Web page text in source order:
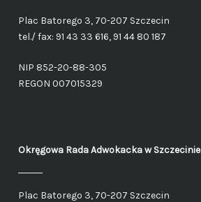
Plac Batorego 3, 70-207 Szczecin
tel./ fax: 91 43 33 616, 91 44 80 187
NIP 852-20-88-305
REGON 007015329
Okręgowa Rada Adwokackaw Szczecinie
Plac Batorego 3, 70-207 Szczecin